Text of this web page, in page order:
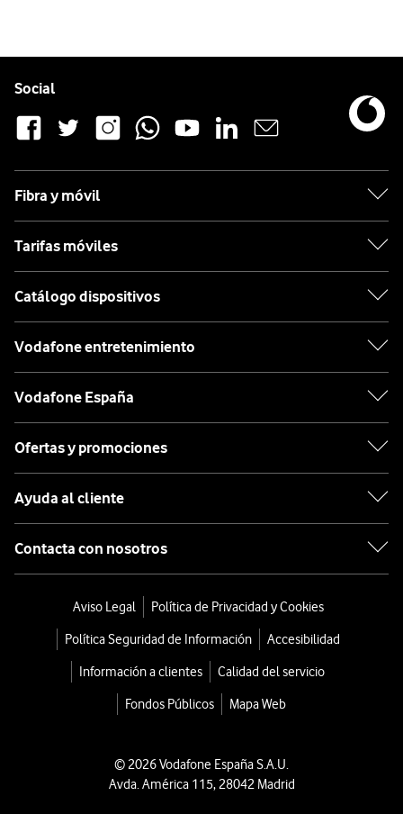
Social
Fibra y móvil
Tarifas móviles
Catálogo dispositivos
Vodafone entretenimiento
Vodafone España
Ofertas y promociones
Ayuda al cliente
Contacta con nosotros
Aviso Legal
Política de Privacidad y Cookies
Política Seguridad de Información
Accesibilidad
Información a clientes
Calidad del servicio
Fondos Públicos
Mapa Web
© 2026 Vodafone España S.A.U.
Avda. América 115, 28042 Madrid